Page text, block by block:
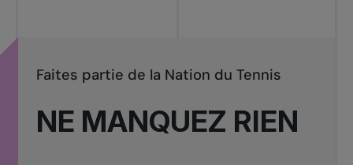
NE MANQUEZ RIEN
Faites partie de la Nation du Tennis